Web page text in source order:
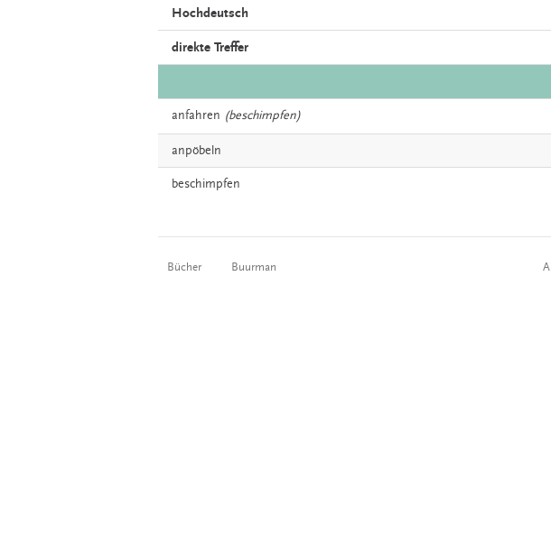
Hochdeutsch
direkte Treffer
anfahren (beschimpfen)
anpöbeln
beschimpfen
Bücher Buurman